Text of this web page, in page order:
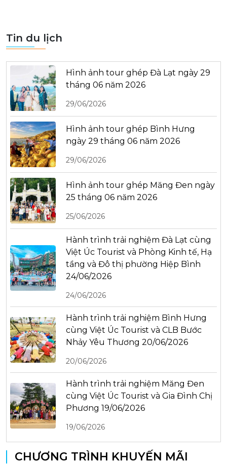
Tin du lịch
Hình ảnh tour ghép Đà Lạt ngày 29
tháng 06 năm 2026
29/06/2026
Hình ảnh tour ghép Bình Hưng
ngày 29 tháng 06 năm 2026
29/06/2026
Hình ảnh tour ghép Măng Đen ngày
25 tháng 06 năm 2026
25/06/2026
Hành trình trải nghiệm Đà Lạt cùng
Việt Úc Tourist và Phòng Kinh tế, Hạ
tầng và Đô thị phường Hiệp Bình
24/06/2026
24/06/2026
Hành trình trải nghiệm Bình Hưng
cùng Việt Úc Tourist và CLB Bước
Nhảy Yêu Thương 20/06/2026
20/06/2026
Hành trình trải nghiệm Măng Đen
cùng Việt Úc Tourist và Gia Đình Chị
Phương 19/06/2026
19/06/2026
CHƯƠNG TRÌNH KHUYẾN MÃI